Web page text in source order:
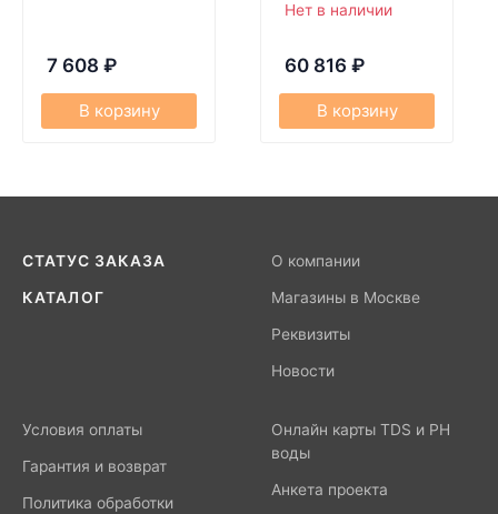
7 608 ₽
В корзину
Нет в наличии
60 816 ₽
В корзину
СТАТУС ЗАКАЗА
КАТАЛОГ
О компании
Магазины в Москве
Реквизиты
Новости
Условия оплаты
Гарантия и возврат
Политика обработки
Онлайн карты TDS и PH
воды
Анкета проекта